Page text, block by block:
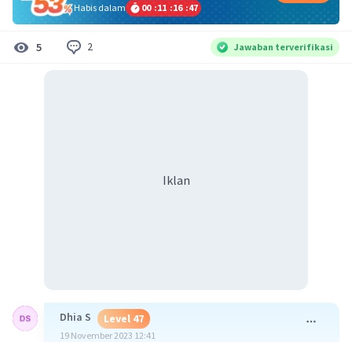
Habis dalam
00 :11 :16 :47
5 2 Jawaban terverifikasi
Iklan
Dhia S Level 47
19 November 2023 12:41